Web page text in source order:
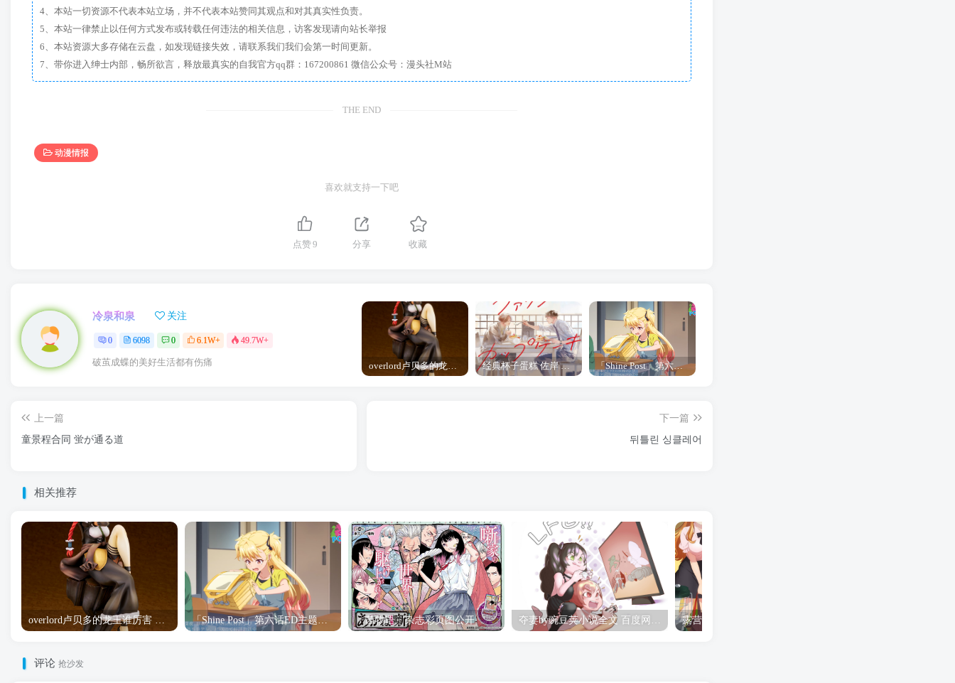
4、本站一切资源不代表本站立场，并不代表本站赞同其观点和对其真实性负责。
5、本站一律禁止以任何方式发布或转载任何违法的相关信息，访客发现请向站长举报
6、本站资源大多存储在云盘，如发现链接失效，请联系我们我们会第一时间更新。
7、带你进入绅士内部，畅所欲言，释放最真实的自我官方qq群：167200861 微信公众号：漫头社M站
THE END
动漫情报
喜欢就支持一下吧
点赞9 分享 收藏
冷泉和泉 关注
0 6098 0 6.1W+ 49.7W+
破茧成蝶的美好生活都有伤痛 overlord卢贝多的龙王谁厉害 「Overlord」露普斯蕾琪娜·贝塔手办开订 经典杯子蛋糕 佐岸 漫画「经典杯子蛋糕」宣布真人日剧化 「Shine Post」第六话ED主题曲「Yellow Rose」无字幕MV公开
上一篇
童景程合同 蛍が通る道
下一篇
뒤틀린 싱클레어
相关推荐
overlord卢贝多的龙王谁厉害 「Overlord」露普斯蕾琪娜·贝塔手办开订 「Shine Post」第六话ED主题曲「Yellow Rose」无字幕MV公开 「茜物语」杂志彩页图公开 夺妻by豌豆荚小说全文 百度网盘 Duo!
评论 抢沙发